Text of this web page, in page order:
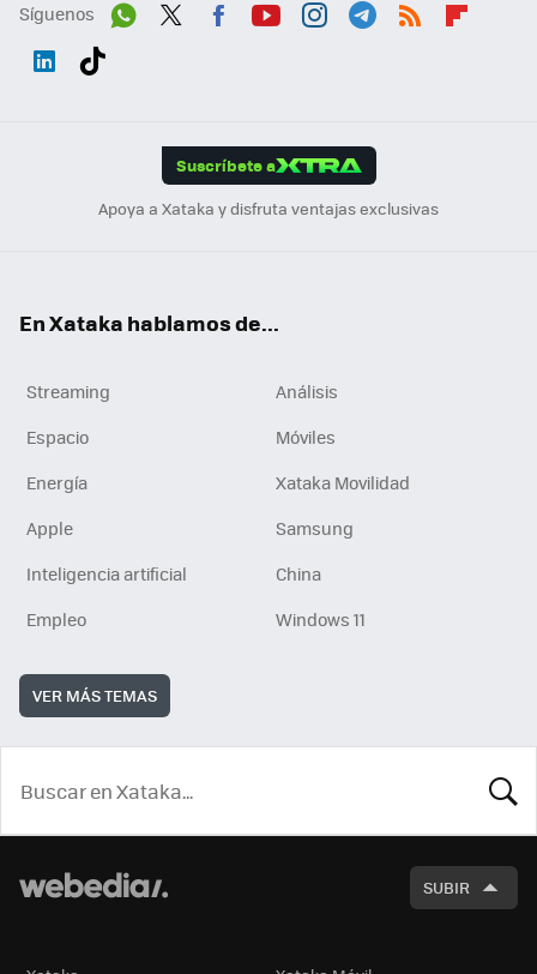
Síguenos
Suscríbete a
Apoya a Xataka y disfruta ventajas exclusivas
En Xataka hablamos de...
Streaming
Análisis
Espacio
Móviles
Energía
Xataka Movilidad
Apple
Samsung
Inteligencia artificial
China
Empleo
Windows 11
VER MÁS TEMAS
SUBIR